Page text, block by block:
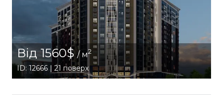
Від 1560$/ м2
ID: 12666 | 21 поверх